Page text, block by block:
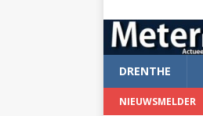
DRENTHE
NIEUWSMELDER